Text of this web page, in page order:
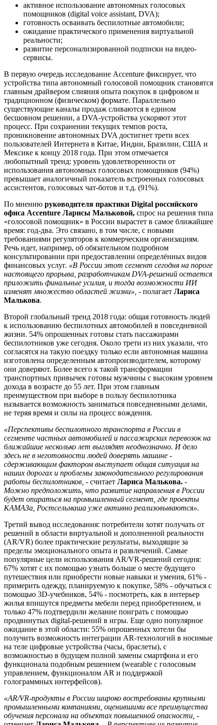
активное использование автономных голосовых
помощников (digital voice assistant, DVA);
готовность осваивать беспилотные автомобили;
ожидание практического применения виртуальной
реальности;
развитие персонализированной подписки на видео-
сервисы.
В первую очередь исследование Accenture фиксирует, что
устройства типа автономный голосовой помощник становятся
главным драйвером слияния опыта покупок в цифровом и
традиционном (физическом) формате. Параллельно
существующие каналы продаж сливаются в едином
бесшовном решении, а DVA-устройства ускоряют этот
процесс. При сохранении текущих темпов роста,
проникновение автономных DVA достигнет трети всех
пользователей Интернета в Китае, Индии, Бразилии, США и
Мексике к концу 2018 года. При этом отмечается
любопытный тренд: уровень удовлетворенности от
использования автономных голосовых помощников (94%)
превышает аналогичный показатель встроенных голосовых
ассистентов, голосовых чат-ботов и т.д. (91%).
По мнению руководителя практики Digital российского
офиса Accenture Ларисы Мальковой, спрос на решения типа
«голосовой помощник» в России вырастет в самое ближайшее
время: год-два. Это связано, в том числе, с новыми
требованиями регуляторов к коммерческим организациям.
Речь идет, например, об обязательном подробном
консультировании при предоставлении определённых видов
финансовых услуг. «В России этот сегмент сегодня на пороге
настоящего прорыва, разработчикам DVA-решений остается
приложить финальные усилия, и тогда возможности ИИ
изменят множество областей жизни», - полагает Лариса
Малькова.
Второй глобальный тренд 2018 года: общая готовность людей
к использованию беспилотных автомобилей в повседневной
жизни. 54% опрошенных готовы стать пассажирами
беспилотников уже сегодня. Около трети из них указали, что
согласятся на такую поездку только если автономная машина
изготовлена определенным автопроизводителем, которому
они доверяют. Более всего к такой трансформации
транспортных привычек готовы мужчины с высоким уровнем
дохода в возрасте до 55 лет. При этом главным
преимуществом при выборе в пользу беспилотника
называется возможность заниматься повседневными делами,
не теряя время и силы на процесс вождения.
«Перспективы беспилотного транспорта в России в
сегменте частных автомобилей и пассажирских перевозок на
ближайшие несколько лет выглядят неоднозначно. И дело
здесь не в неготовности людей доверять машине -
сдерживающим фактором выступает общая ситуация на
наших дорогах и проблемы законодательного регулирования
работы беспилотников, - считает Лариса Малькова. -
Можно предположить, что развитие направления в России
будет опираться на промышленный сегмент, где проекты
КАМАЗа, Ростсельмаша уже активно реализовываются».
Третий вывод исследования: потребители хотят получать от
решений в области виртуальной и дополненной реальности
(AR/VR) более практические результаты, выходящие за
пределы эмоционального опыта и развлечений. Самые
популярные цели использования AR/VR-решений сегодня:
67% хотят с их помощью узнать больше о месте будущего
путешествия или приобрести новые навыки и умения, 61% -
примерить одежду, планируемую к покупке, 58% - обучаться с
помощью 3D-учебников, 54% - посмотреть, как в интерьер
жилья впишутся предметы мебели перед приобретением, и
только 47% подтвердили желание поиграть с помощью
продвинутых digital-решений в игры. Еще одно популярное
ожидание в этой области: 55% опрошенных хотели бы
получить возможность интеграции AR-технологий в носимые
на теле цифровые устройства (часы, браслеты), с
возможностью в будущем полной замены смартфона и его
функционала подобным решением (wearable с голосовым
управлением, функционалом AR и поддержкой
голограммных интерфейсов).
«AR/VR-продукты в России широко востребованы крупными
промышленными компаниями, оценившими все преимущества
обучения персонала на объектах повышенной опасности, -